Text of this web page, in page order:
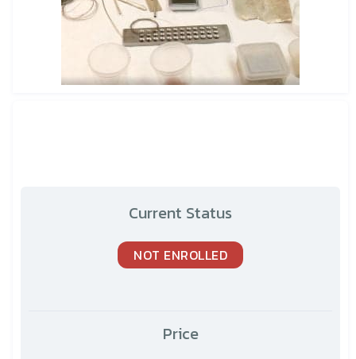
Current Status
NOT ENROLLED
Price